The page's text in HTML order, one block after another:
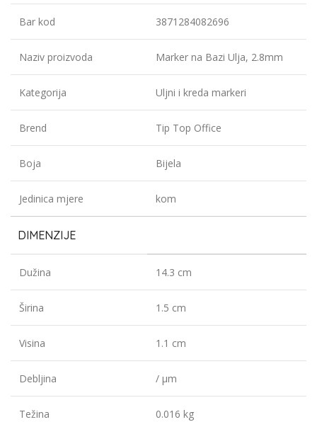
Bar kod 3871284082696
Naziv proizvoda Marker na Bazi Ulja, 2.8mm
Kategorija Uljni i kreda markeri
Brend Tip Top Office
Boja Bijela
Jedinica mjere kom
DIMENZIJE
Dužina 14.3 cm
Širina 1.5 cm
Visina 1.1 cm
Debljina / µm
Težina 0.016 kg